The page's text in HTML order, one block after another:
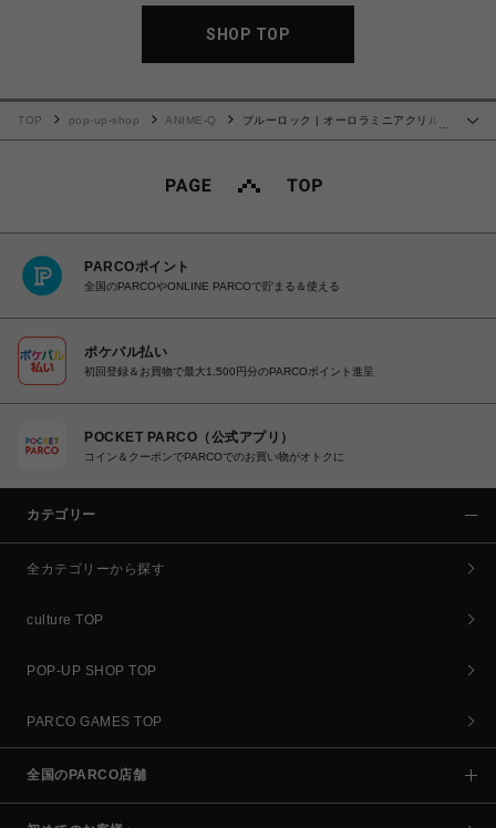
SHOP TOP
TOP pop-up-shop ANIME-Q
ブルーロック | オーロラミニアクリルス
PARCOポイント
全国のPARCOやONLINE PARCOで貯まる＆使える
ポケパル払い
初回登録＆お買物で最大1,500円分のPARCOポイント進呈
POCKET PARCO（公式アプリ）
コイン＆クーポンでPARCOでのお買い物がオトクに
カテゴリー
全カテゴリーから探す
culture TOP
POP-UP SHOP TOP
PARCO GAMES TOP
全国のPARCO店舗